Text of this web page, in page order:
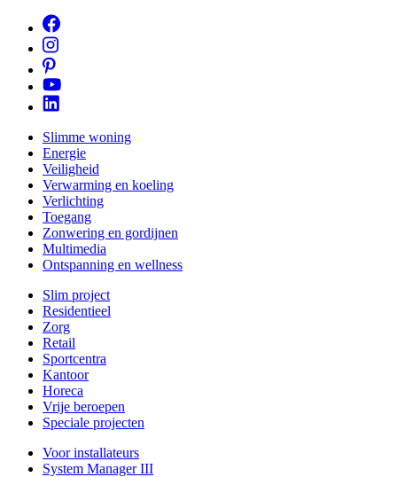
Slimme woning
Energie
Veiligheid
Verwarming en koeling
Verlichting
Toegang
Zonwering en gordijnen
Multimedia
Ontspanning en wellness
Slim project
Residentieel
Zorg
Retail
Sportcentra
Kantoor
Horeca
Vrije beroepen
Speciale projecten
Voor installateurs
System Manager III